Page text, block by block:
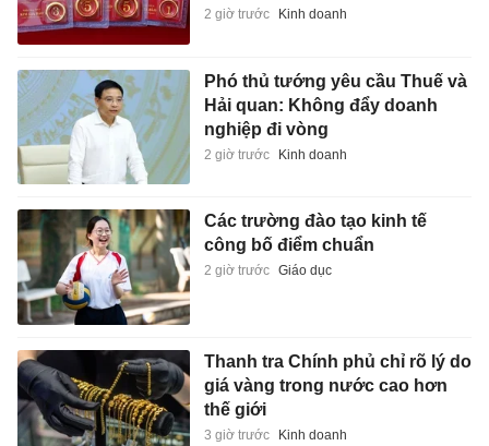
2 giờ trước Kinh doanh
Phó thủ tướng yêu cầu Thuế và
Hải quan: Không đẩy doanh
nghiệp đi vòng
2 giờ trước Kinh doanh
Các trường đào tạo kinh tế
công bố điểm chuẩn
2 giờ trước Giáo dục
Thanh tra Chính phủ chỉ rõ lý do
giá vàng trong nước cao hơn
thế giới
3 giờ trước Kinh doanh